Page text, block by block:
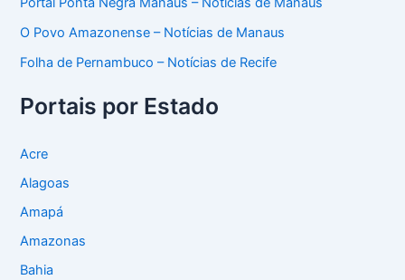
O Povo Amazonense – Notícias de Manaus
Folha de Pernambuco – Notícias de Recife
Portais por Estado
Acre
Alagoas
Amapá
Amazonas
Bahia